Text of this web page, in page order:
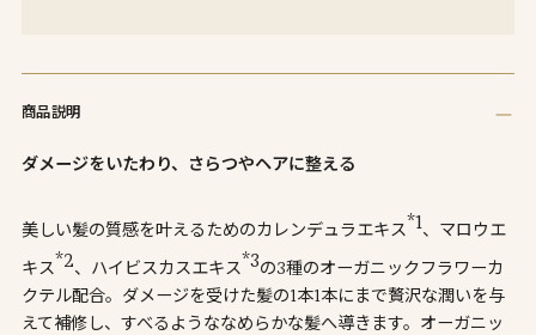
を
ー
に
追
加
し
商品説明
ダメージをいたわり、さらつやヘアに整える
美しい髪の質感を叶えるためのカレンデュラエキス*1、マロウエ
キス*2、ハイビスカスエキス*3の3種のオーガニックフラワーカ
クテル配合。ダメージを受けた髪の1本1本にまで贅沢な潤いを与
えて補修し、すべるようななめらかな髪へ導きます。オーガニッ